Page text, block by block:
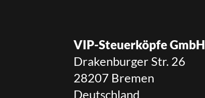
VIP-Steuerköpfe GmbH
Drakenburger Str. 26
28207 Bremen
Deutschland